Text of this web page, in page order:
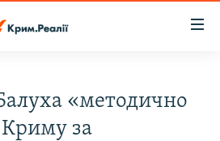
«методично
за